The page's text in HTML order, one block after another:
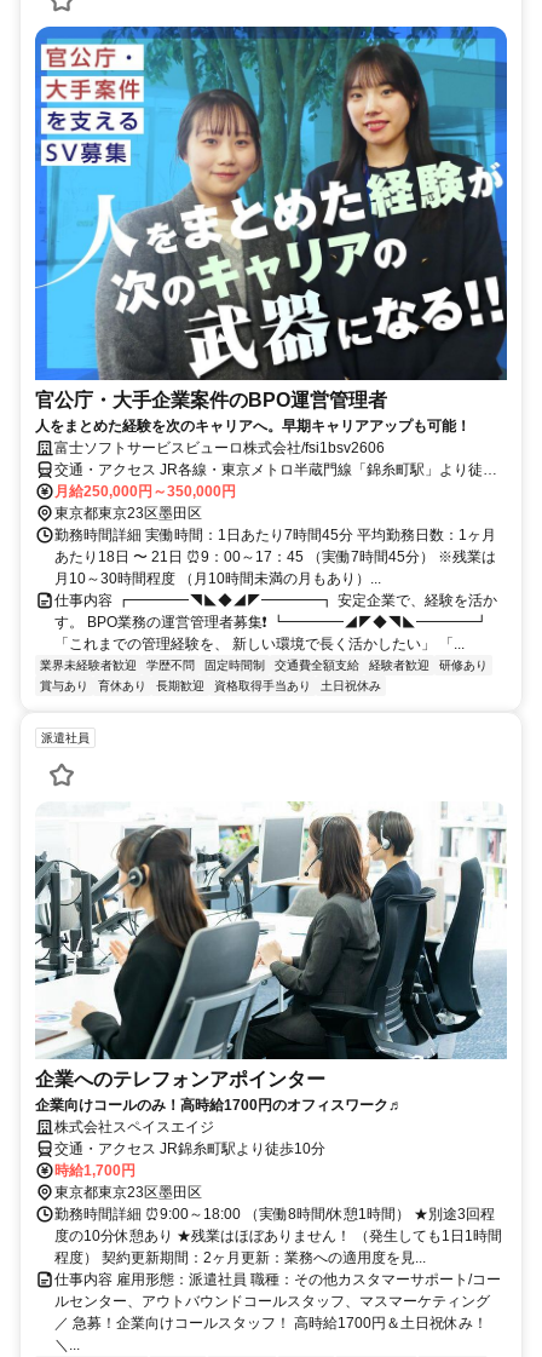
官公庁・大手企業案件のBPO運営管理者
人をまとめた経験を次のキャリアへ。早期キャリアアップも可能！
富士ソフトサービスビューロ株式会社/fsi1bsv2606
交通・アクセス JR各線・東京メトロ半蔵門線「錦糸町駅」より徒歩2
分
月給250,000円～350,000円
東京都東京23区墨田区
勤務時間詳細 実働時間：1日あたり7時間45分 平均勤務日数：1ヶ月
あたり18日 〜 21日 ⏰9：00～17：45 （実働7時間45分） ※残業は
月10～30時間程度 （月10時間未満の月もあり）...
仕事内容 ┏━━━━◥◣◆◢◤━━━━┓ 安定企業で、経験を活か
す。 BPO業務の運営管理者募集❗ ┗━━━━◢◤◆◥◣━━━━┛
「これまでの管理経験を、 新しい環境で長く活かしたい」 「...
業界未経験者歓迎 学歴不問 固定時間制 交通費全額支給 経験者歓迎
研修あり
賞与あり
育休あり 長期歓迎 資格取得手当あり 土日祝休み
派遣社員
企業へのテレフォンアポインター
企業向けコールのみ！高時給1700円のオフィスワーク♬
株式会社スペイスエイジ
交通・アクセス JR錦糸町駅より徒歩10分
時給1,700円
東京都東京23区墨田区
勤務時間詳細 ⏰9:00～18:00 （実働8時間/休憩1時間） ★別途3回程
度の10分休憩あり ★残業はほぼありません！ （発生しても1日1時間
程度） 契約更新期間：2ヶ月更新：業務への適用度を見...
仕事内容 雇用形態：派遣社員 職種：その他カスタマーサポート/コー
ルセンター、アウトバウンドコールスタッフ、マスマーケティング
／ 急募！企業向けコールスタッフ！ 高時給1700円＆土日祝休み！
＼...